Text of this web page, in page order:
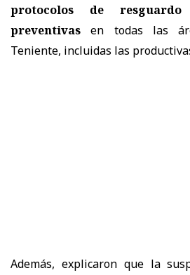
protocolos de
preventivas en todas las
Teniente, incluidas las
Además, explicaron que la